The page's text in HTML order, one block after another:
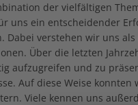
der vielfältigen
uns ein entscheidender
Dabei verstehen wir uns
Über die letzten
aufzugreifen und zu
Auf diese Weise
Viele kennen uns